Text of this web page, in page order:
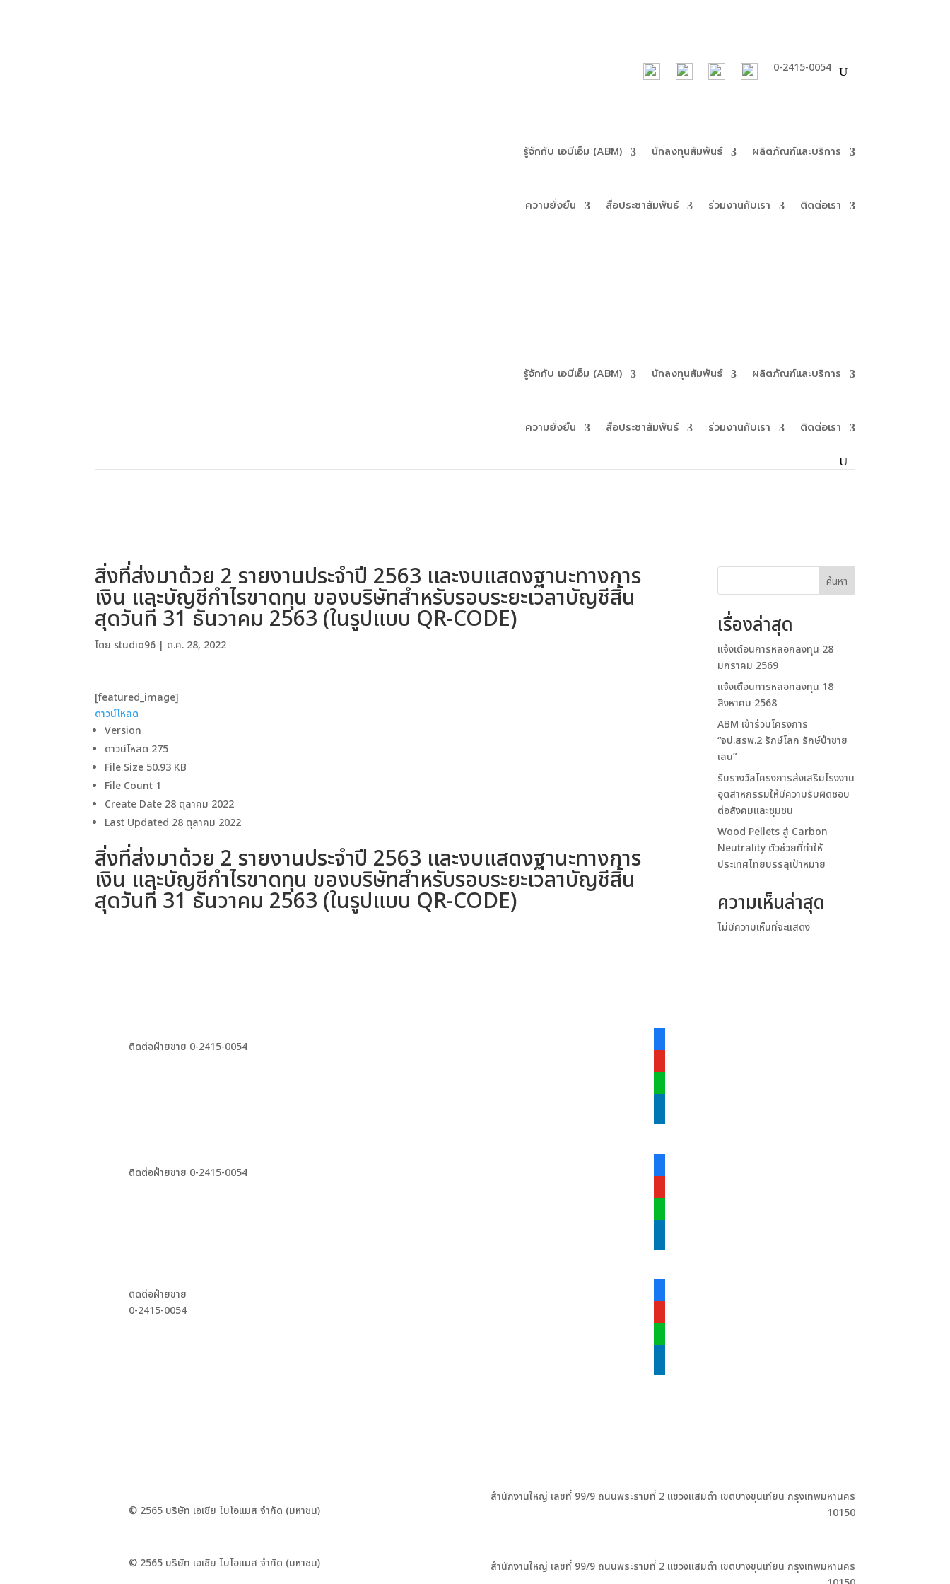
0-2415-0054
รู้จักกับ เอบีเอ็ม (ABM) นักลงทุนสัมพันธ์ ผลิตภัณฑ์และบริการ
ความยั่งยืน สื่อประชาสัมพันธ์ ร่วมงานกับเรา ติดต่อเรา
รู้จักกับ เอบีเอ็ม (ABM) นักลงทุนสัมพันธ์ ผลิตภัณฑ์และบริการ
ความยั่งยืน สื่อประชาสัมพันธ์ ร่วมงานกับเรา ติดต่อเรา
สิ่งที่ส่งมาด้วย 2 รายงานประจําปี 2563 และงบแสดงฐานะทางการ
เงิน และบัญชีกําไรขาดทุน ของบริษัทสําหรับรอบระยะเวลาบัญชีสิ้น
สุดวันที่ 31 ธันวาคม 2563 (ในรูปแบบ QR-CODE)
โดย studio96 | ต.ค. 28, 2022
[featured_image]
ดาวน์โหลด
Version
ดาวน์โหลด 275
File Size 50.93 KB
File Count 1
Create Date 28 ตุลาคม 2022
Last Updated 28 ตุลาคม 2022
สิ่งที่ส่งมาด้วย 2 รายงานประจําปี 2563 และงบแสดงฐานะทางการ
เงิน และบัญชีกําไรขาดทุน ของบริษัทสําหรับรอบระยะเวลาบัญชีสิ้น
สุดวันที่ 31 ธันวาคม 2563 (ในรูปแบบ QR-CODE)
ค้นหา
เรื่องล่าสุด
แจ้งเตือนการหลอกลงทุน 28
มกราคม 2569
แจ้งเตือนการหลอกลงทุน 18
สิงหาคม 2568
ABM เข้าร่วมโครงการ
“จป.สรพ.2 รักษ์โลก รักษ์ป่าชาย
เลน”
รับรางวัลโครงการส่งเสริมโรงงาน
อุตสาหกรรมให้มีความรับผิดชอบ
ต่อสังคมและชุมชน
Wood Pellets สู่ Carbon
Neutrality ตัวช่วยที่ทำให้
ประเทศไทยบรรลุเป้าหมาย
ความเห็นล่าสุด
ไม่มีความเห็นที่จะแสดง
ติดต่อฝ่ายขาย 0-2415-0054
ติดต่อฝ่ายขาย 0-2415-0054
ติดต่อฝ่ายขาย
0-2415-0054
© 2565 บริษัท เอเชีย ไบโอแมส จำกัด (มหาชน)
สำนักงานใหญ่ เลขที่ 99/9 ถนนพระรามที่ 2 แขวงแสมดำ เขตบางขุนเทียน กรุงเทพมหานคร
10150
© 2565 บริษัท เอเชีย ไบโอแมส จำกัด (มหาชน)
สำนักงานใหญ่ เลขที่ 99/9 ถนนพระรามที่ 2 แขวงแสมดำ เขตบางขุนเทียน กรุงเทพมหานคร